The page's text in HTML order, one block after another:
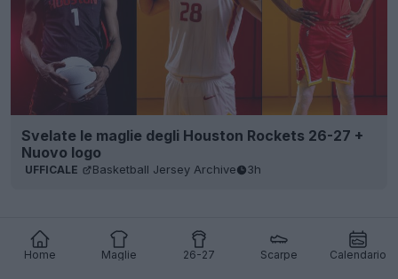
Home Maglie 26-27 Scarpe Calendario
Svelate le maglie degli Houston Rockets 26-27 +
Nuovo logo
UFFICALE Basketball Jersey Archive 3h